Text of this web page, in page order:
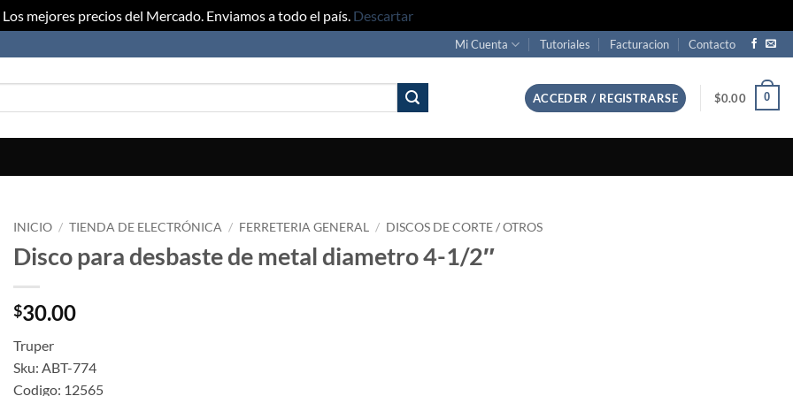
Los mejores precios del Mercado. Enviamos a todo el país. Descartar
Mi Cuenta Tutoriales Facturacion Contacto
ACCEDER / REGISTRARSE $0.00 0
INICIO / TIENDA DE ELECTRÓNICA / FERRETERIA GENERAL / DISCOS DE CORTE / OTROS
Disco para desbaste de metal diametro 4-1/2″
$30.00
Truper
Sku: ABT-774
Codigo: 12565